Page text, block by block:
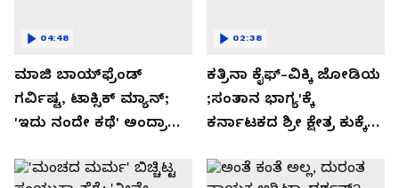
ಮಾಜಿ ಬಾಯ್‌ಫ್ರೆಂಡ್
ಗರ್ವಿಷ್ಟ, ಟಾಕ್ಸಿಕ್ ಮ್ಯಾನ್;
'ಇದು ನಂದೇ ಕಥೆ' ಅಂದ್ರಾ
ಮಂದಣ್ಣ?
04:48
ಕತ್ರಿನಾ ಕೈಫ್-ವಿಕ್ಕಿ ಜೋಡಿಯ
;ಸಂತಾನ ಭಾಗ್ಯ'ಕ್ಕೆ
ಕರ್ನಾಟಕದ ಶ್ರೀ ಕ್ಷೇತ್ರ ಕುಕ್ಕೆ
02:38